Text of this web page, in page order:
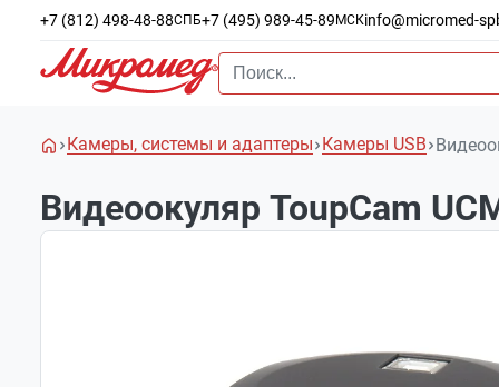
+7 (812) 498-48-88СПБ+7 (495) 989-45-89 МСКinfo@micromed-
Камеры, системы и адаптеры Камеры USB
Видеоокуляр ToupCam